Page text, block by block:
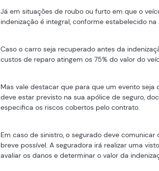
Já em situações de roubo ou furto em que o
indenização é integral, conforme estabelecido na
Caso o carro seja recuperado antes da
custos de reparo atingem os 75% do valor do
Mas vale destacar que para que um evento seja
deve estar previsto na sua apólice de seguro,
especifica os riscos cobertos pelo contrato.
Em caso de sinistro, o segurado deve
breve possível. A seguradora irá realizar uma
avaliar os danos e determinar o valor da